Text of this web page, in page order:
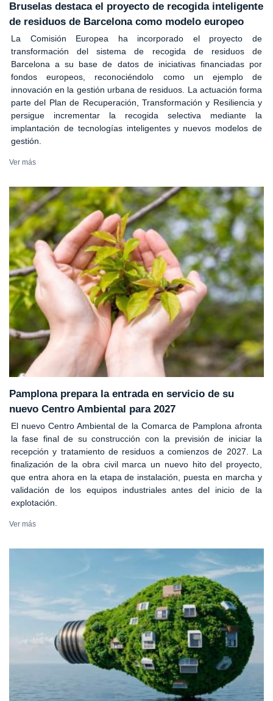
Bruselas destaca el proyecto de recogida inteligente
de residuos de Barcelona como modelo europeo
La Comisión Europea ha incorporado el proyecto de
transformación del sistema de recogida de residuos de
Barcelona a su base de datos de iniciativas financiadas por
fondos europeos, reconociéndolo como un ejemplo de
innovación en la gestión urbana de residuos. La actuación forma
parte del Plan de Recuperación, Transformación y Resiliencia y
persigue incrementar la recogida selectiva mediante la
implantación de tecnologías inteligentes y nuevos modelos de
gestión.
Ver más
Pamplona prepara la entrada en servicio de su
nuevo Centro Ambiental para 2027
El nuevo Centro Ambiental de la Comarca de Pamplona afronta
la fase final de su construcción con la previsión de iniciar la
recepción y tratamiento de residuos a comienzos de 2027. La
finalización de la obra civil marca un nuevo hito del proyecto,
que entra ahora en la etapa de instalación, puesta en marcha y
validación de los equipos industriales antes del inicio de la
explotación.
Ver más